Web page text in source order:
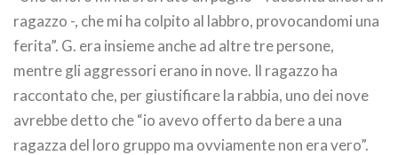
ragazzo -, che mi ha colpito al labbro, provocandomi una
ferita”. G. era insieme anche ad altre tre persone,
mentre gli aggressori erano in nove. Il ragazzo ha
raccontato che, per giustificare la rabbia, uno dei nove
avrebbe detto che “io avevo offerto da bere a una
ragazza del loro gruppo ma ovviamente non era vero”.